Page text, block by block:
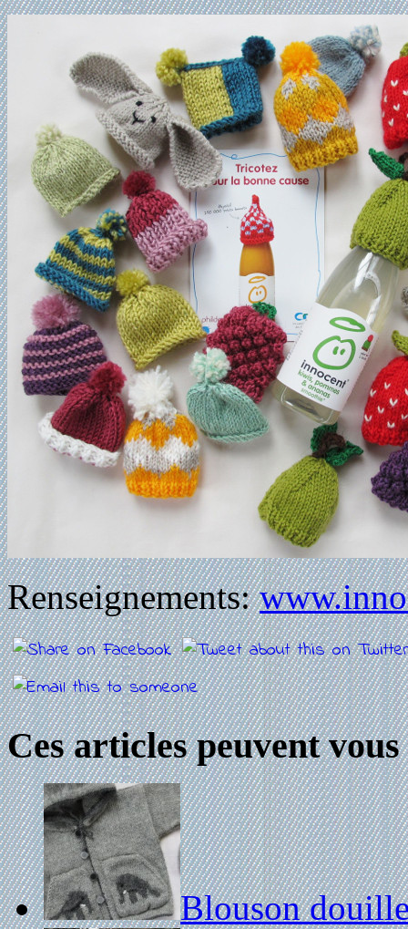
Renseignements:
Ces articles peuvent
Blouson